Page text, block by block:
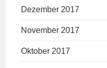
Dezember 2017
November 2017
Oktober 2017